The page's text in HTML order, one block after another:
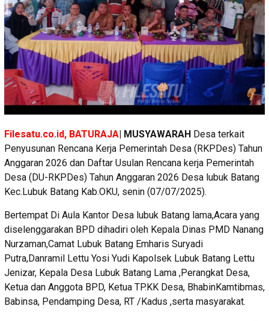
Filesatu.co.id, BATURAJA | MUSYAWARAH Desa terkait
Penyusunan Rencana Kerja Pemerintah Desa (RKPDes) Tahun
Anggaran 2026 dan Daftar Usulan Rencana kerja Pemerintah
Desa (DU-RKPDes) Tahun Anggaran 2026 Desa lubuk Batang
Kec.Lubuk Batang Kab.OKU, senin (07/07/2025).
Bertempat Di Aula Kantor Desa lubuk Batang lama,Acara yang
diselenggarakan BPD dihadiri oleh Kepala Dinas PMD Nanang
Nurzaman,Camat Lubuk Batang Emharis Suryadi
Putra,Danramil Lettu Yosi Yudi Kapolsek Lubuk Batang Lettu
Jenizar, Kepala Desa Lubuk Batang Lama ,Perangkat Desa,
Ketua dan Anggota BPD, Ketua TP.KK Desa, BhabinKamtibmas,
Babinsa, Pendamping Desa, RT /Kadus ,serta masyarakat.